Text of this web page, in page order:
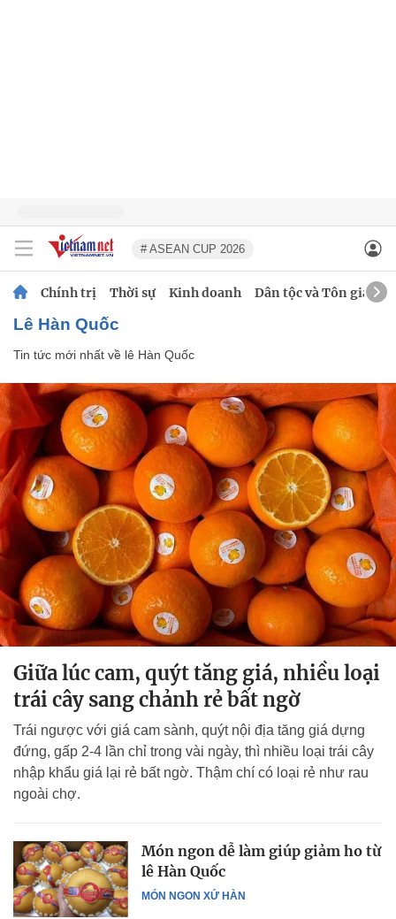
# ASEAN CUP 2026
Chính trị Thời sự Kinh doanh Dân tộc và Tôn giáo
lê Hàn Quốc
Tin tức mới nhất về lê Hàn Quốc
Giữa lúc cam, quýt tăng giá, nhiều loại
trái cây sang chảnh rẻ bất ngờ
Trái ngược với giá cam sành, quýt nội địa tăng giá dựng
đứng, gấp 2-4 lần chỉ trong vài ngày, thì nhiều loại trái cây
nhập khẩu giá lại rẻ bất ngờ. Thậm chí có loại rẻ như rau
ngoài chợ.
MÓN NGON XỨ HÀN
Món ngon dễ làm giúp giảm ho từ
lê Hàn Quốc